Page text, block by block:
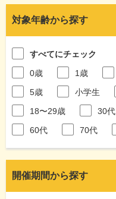
対象年齢から探す
すべてにチェック
0歳
1歳
5歳
小学生
18〜29歳
30代
60代
70代
開催期間から探す